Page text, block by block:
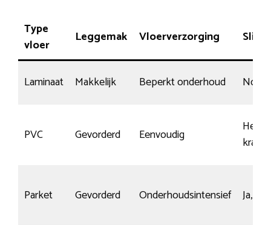
Type
vloer
Leggemak Vloerverzorging
Laminaat Makkelijk Beperkt onderhoud
PVC Gevorderd Eenvoudig
Heel
Parket Gevorderd Onderhoudsintensief Ja,